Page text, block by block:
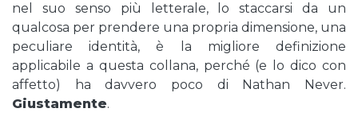
nel suo senso più letterale, lo staccarsi da un
qualcosa per prendere una propria dimensione, una
peculiare identità, è la migliore definizione
applicabile a questa collana, perché (e lo dico con
affetto) ha davvero poco di Nathan Never.
Giustamente.